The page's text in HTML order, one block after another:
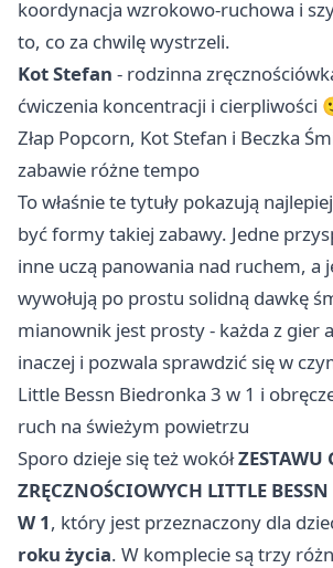
koordynacja wzrokowo-ruchowa i
to, co za chwilę wystrzeli.
Kot Stefan - rodzinna
ćwiczenia koncentracji i cierpliwości
Złap Popcorn, Kot Stefan i Beczka
zabawie różne tempo
To właśnie te tytuły pokazują
być formy takiej zabawy. Jedne
inne uczą panowania nad ruchem, a
wywołują po prostu solidną dawkę
mianownik jest prosty - każda z gier
inaczej i pozwala sprawdzić się w
Little Bessn Biedronka 3 w 1 i
ruch na świeżym powietrzu
Sporo dzieje się też wokółZESTAWU
ZRĘCZNOŚCIOWYCH LITTLE
W 1, który jest przeznaczony dla
roku życia. W komplecie są trzy